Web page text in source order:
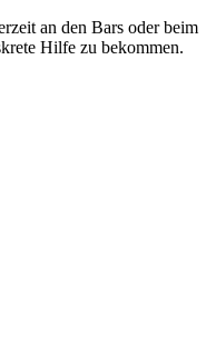
an den Bars oder beim
Hilfe zu bekommen.